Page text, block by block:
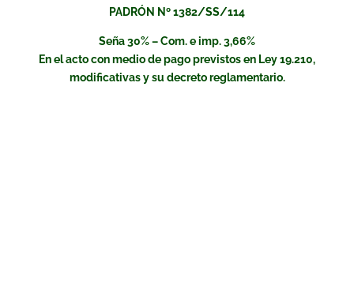
PADRÓN Nº 1382/SS/114
Seña 30% – Com. e imp. 3,66%
En el acto con medio de pago previstos en Ley 19.210,
modificativas y su decreto reglamentario.